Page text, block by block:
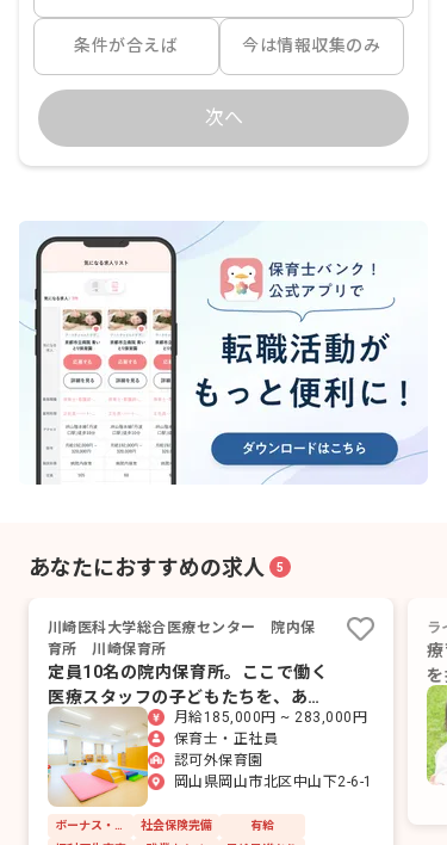
条件が合えば 今は情報収集のみ
次へ
あなたにおすすめの求人 5
川崎医科大学総合医療センター 院内保
育所 川崎保育所
定員10名の院内保育所。ここで働く
医療スタッフの子どもたちを、あな
たが日々見守ります。月給185,000円 ~ 283,000円
保育士・正社員
認可外保育園
岡山県岡山市北区中山下2-6-1
社会保険完備
有給
ラ
を